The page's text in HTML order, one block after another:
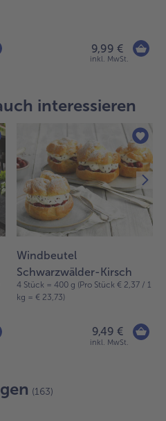
9,99 €
inkl. MwSt.
interessieren
Windbeutel
Schwarzwälder-Kirsch
4 Stück = 400 g (Pro Stück € 2,37 / 1
kg = € 23,73)
9,49 €
inkl. MwSt.
(163)